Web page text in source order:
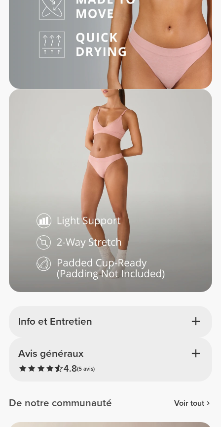
Info et Entretien
Avis généraux
4.8(5 avis)
De notre communauté Voir tout